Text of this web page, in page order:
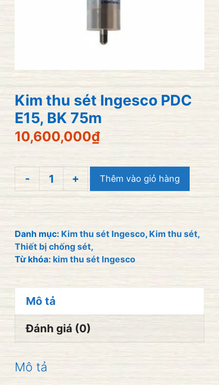
Kim thu sét Ingesco PDC
E15, BK 75m
10,600,000₫
-
Kim
Ingesco
PDC
E15,
số
lượng
+ Thêm vào giỏ hàng
Danh mục: Kim thu sét Ingesco, Kim thu sét,
Thiết bị chống sét,
Từ khóa: kim thu sét Ingesco
Mô tả
Đánh giá (0)
Mô tả